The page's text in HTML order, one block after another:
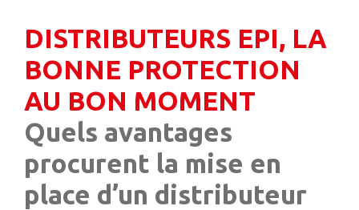
DISTRIBUTEURS EPI, LA
BONNE PROTECTION
AU BON MOMENT
Quels avantages
procurent la mise en
place d’un distributeur